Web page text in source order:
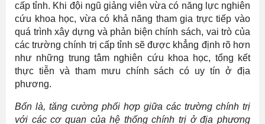
cấp tỉnh. Khi đội ngũ giảng viên vừa có năng lực nghiên
cứu khoa học, vừa có khả năng tham gia trực tiếp vào
quá trình xây dựng và phản biện chính sách, vai trò của
các trường chính trị cấp tỉnh sẽ được khẳng định rõ hơn
như những trung tâm nghiên cứu khoa học, tổng kết
thực tiễn và tham mưu chính sách có uy tín ở địa
phương.
Bốn là, tăng cường phối hợp giữa các trường chính trị
với các cơ quan của hệ thống chính trị ở địa phương